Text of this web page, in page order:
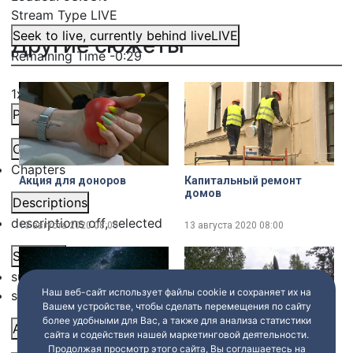
Stream Type LIVE
Seek to live, currently behind liveLIVE
Remaining Time-0:29
1x
Playback Rate
Chapters
Chapters
Descriptions
descriptions off, selected
Subtitles
subtitles settings
subtitles off, selected
Audio Track
Другие сюжеты
Акция для доноров
13 августа 202008:00
Капитальный ремонт
домов
13 августа 2020 08:00
Зрелищный звездопад Учения в Ленобласти
Наш веб-сайт использует файлы cookie и сохраняет их на
Вашем устройстве, чтобы сделать перемещения по сайту
более удобными для Вас, а также для анализа статистики
сайта и содействия нашей маркетинговой деятельности.
Продолжая просмотр этого сайта, Вы соглашаетесь на